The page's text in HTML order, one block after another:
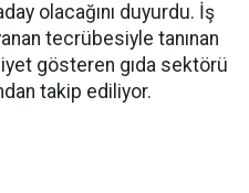
olacağını duyurdu. İş
tecrübesiyle tanınan
gösteren gıda sektörü
takip ediliyor.